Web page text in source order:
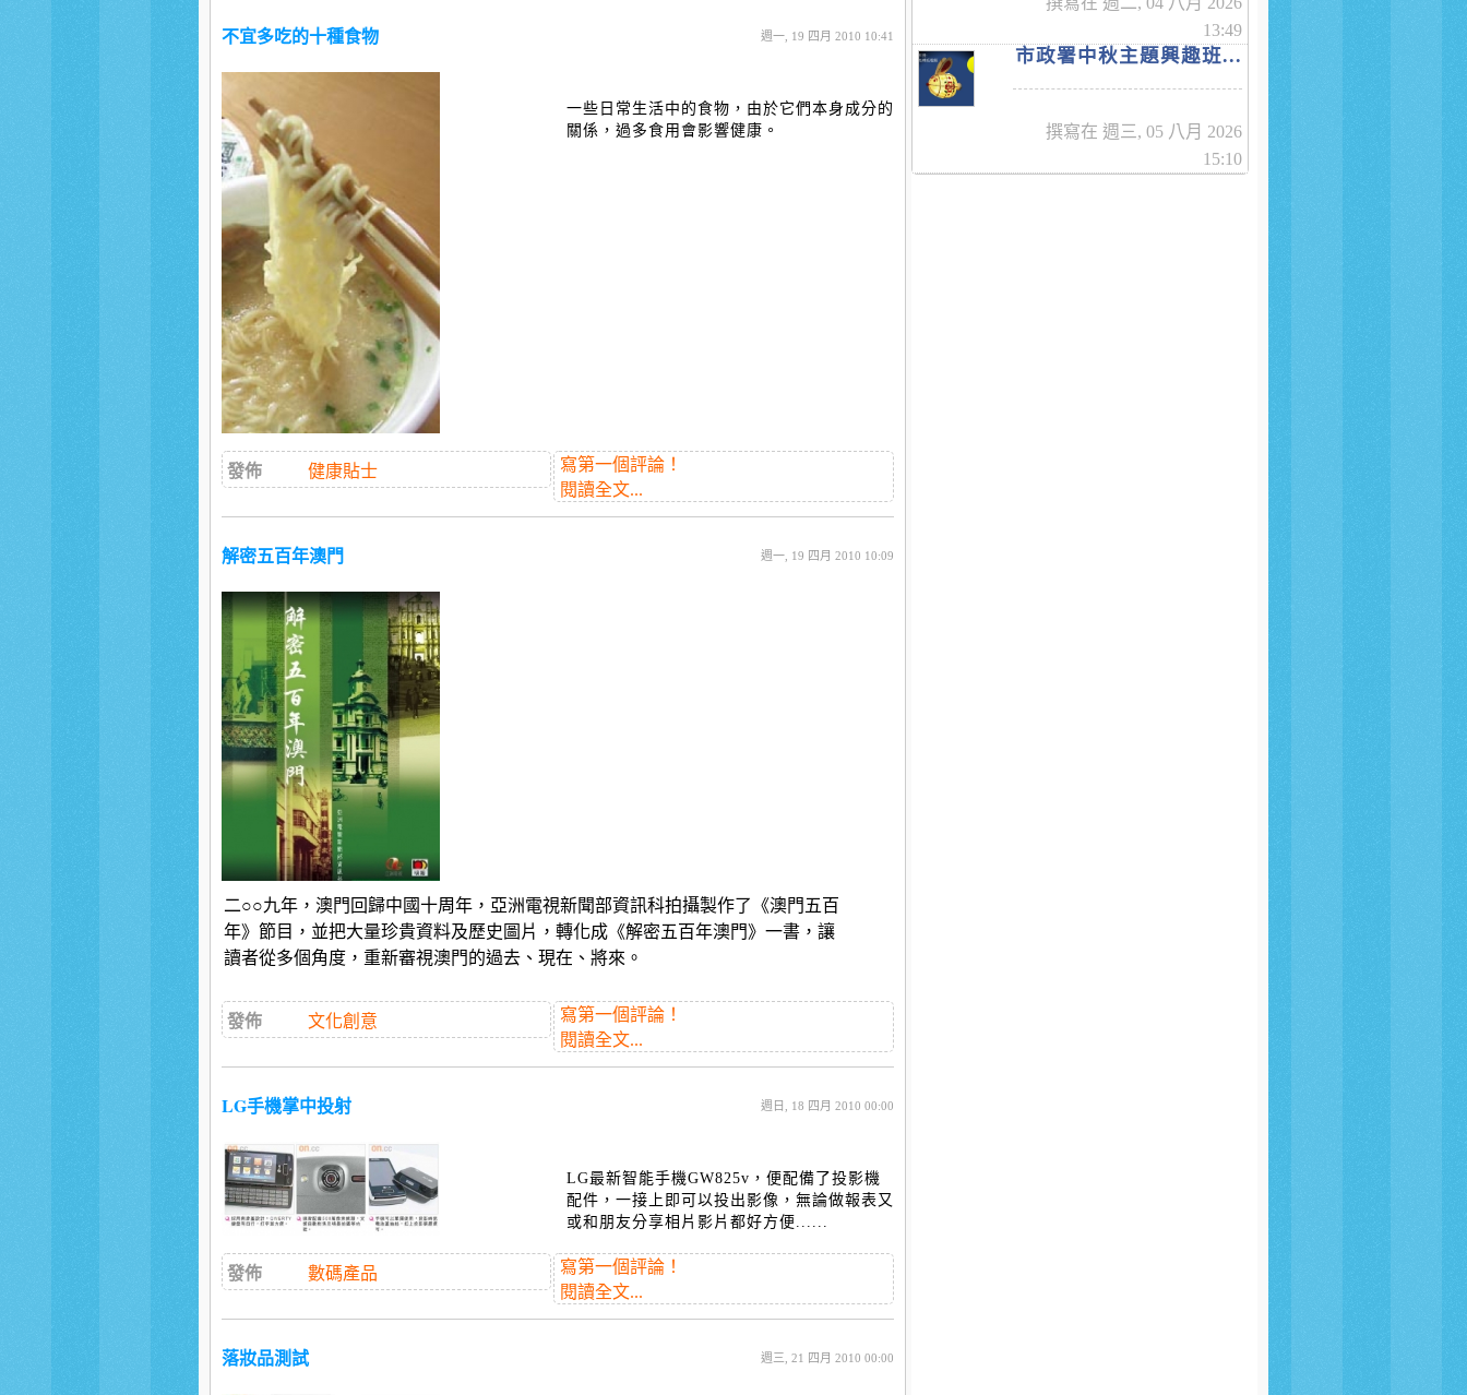
週一, 19 四月 2010 10:41
不宜多吃的十種食物
一些日常生活中的食物，由於它們本身成分的
關係，過多食用會影響健康。
發佈 健康貼士
寫第一個評論！
閱讀全文...
週一, 19 四月 2010 10:09
解密五百年澳門
二○○九年，澳門回歸中國十周年，亞洲電視新聞部資訊科拍攝製作了《澳門五百
年》節目，並把大量珍貴資料及歷史圖片，轉化成《解密五百年澳門》一書，讓
讀者從多個角度，重新審視澳門的過去、現在、將來。
發佈 文化創意
寫第一個評論！
閱讀全文...
週日, 18 四月 2010 00:00
LG手機掌中投射
LG最新智能手機GW825v，便配備了投影機
配件，一接上即可以投出影像，無論做報表又
或和朋友分享相片影片都好方便......
發佈 數碼產品
寫第一個評論！
閱讀全文...
週三, 21 四月 2010 00:00
落妝品測試
13:49
市政署中秋主題興趣班...
撰寫在 週三, 05 八月 2026
15:10